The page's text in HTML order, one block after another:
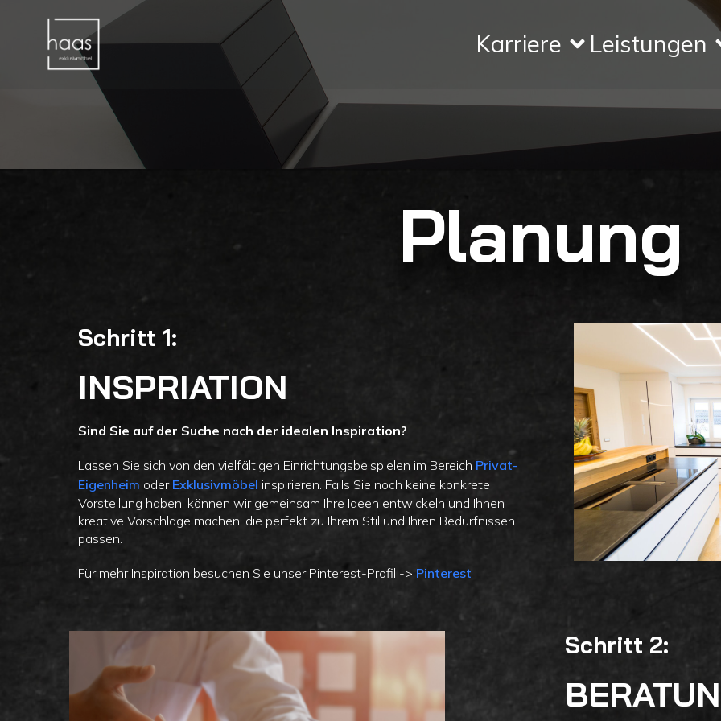
Karriere Leistungen
Planung
Schritt 1:
INSPRIATION
Sind Sie auf der Suche nach der idealen Inspiration?
Lassen Sie sich von den vielfältigen Einrichtungsbeispielen im Bereich Privat-
Eigenheim oder Exklusivmöbel inspirieren. Falls Sie noch keine konkrete
Vorstellung haben, können wir gemeinsam Ihre Ideen entwickeln und Ihnen
kreative Vorschläge machen, die perfekt zu Ihrem Stil und Ihren Bedürfnissen
passen.
Für mehr Inspiration besuchen Sie unser Pinterest-Profil -> Pinterest
Schritt 2: